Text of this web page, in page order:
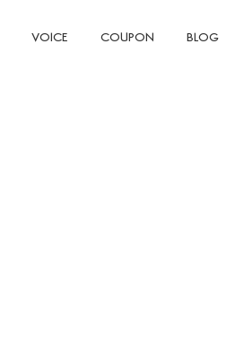
VOICE COUPON BLOG